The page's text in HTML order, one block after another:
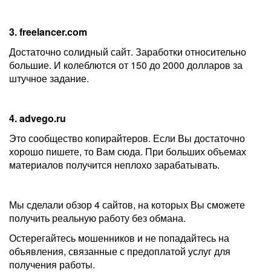
3. freelancer.com
Достаточно солидный сайт. Заработки относительно
большие. И колеблются от 150 до 2000 долларов за
штучное задание.
4. advego.ru
Это сообщество копирайтеров. Если Вы достаточно
хорошо пишете, то Вам сюда. При больших объемах
материалов получится неплохо зарабатывать.
Мы сделали обзор 4 сайтов, на которых Вы сможете
получить реальную работу без обмана.
Остерегайтесь мошенников и не попадайтесь на
объявления, связанные с предоплатой услуг для
получения работы.